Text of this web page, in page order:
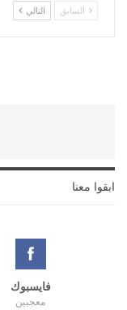
السابق التالي
ابقوا معنا
فايسبوك
معجبين